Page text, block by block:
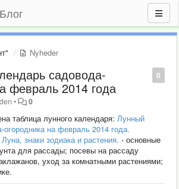
Nyheder
0
садовода-
февраль 2014 года
• 0
таблица лунного календаря: Лунный
огородника на февраль 2014 года.
знаки зодиака и растения. - основные
для рассады; посевы на рассаду
уход за комнатными растениями;